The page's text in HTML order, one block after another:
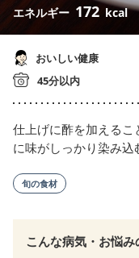
エネルギー 172 kcal
おいしい健康
45分以内
仕上げに酢を加える
に味がしっかり染み込
旬の食材
こんな病気・お悩